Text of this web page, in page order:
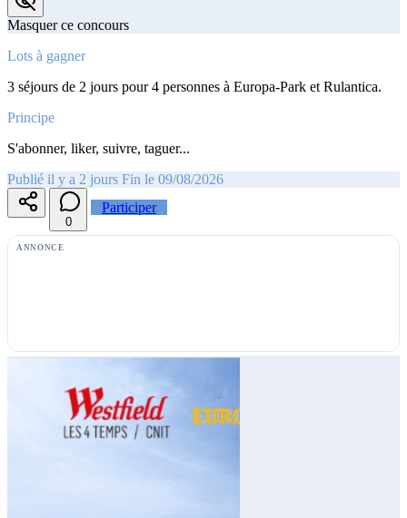
Masquer ce concours
Lots à gagner
3 séjours de 2 jours pour 4 personnes à Europa-Park et Rulantica.
Principe
S'abonner, liker, suivre, taguer...
Publié il y a 2 jours Fin le 09/08/2026
0
Participer
ANNONCE